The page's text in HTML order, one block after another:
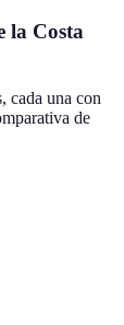
la Costa
cada una con
de